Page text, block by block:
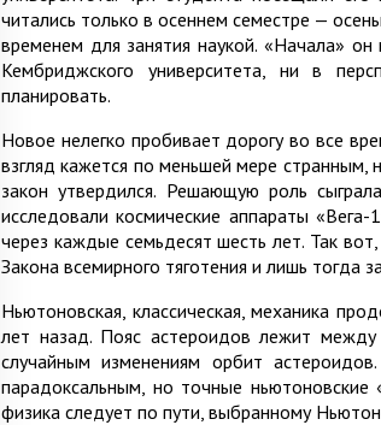
читались только в осеннем семестре —
временем для занятия наукой. «Начала»
Кембриджского университета, ни в
планировать.
Новое нелегко пробивает дорогу во все
взгляд кажется по меньшей мере
закон утвердился. Решающую роль
исследовали космические аппараты
через каждые семьдесят шесть лет. Так
Закона всемирного тяготения и лишь тогда
Ньютоновская, классическая, механика
лет назад. Пояс астероидов лежит
случайным изменениям орбит
парадоксальным, но точные
физика следует по пути, выбранному